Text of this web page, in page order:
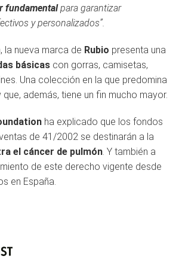
fundamentalpara garantizar
y personalizados”.
la nueva marca de Rubio presenta una
básicas con gorras, camisetas,
Una colección en la que predomina
además, tiene un fin mucho mayor.
ha explicado que los fondos
de 41/2002 se destinarán a la
el cáncer de pulmón. Y también a
de este derecho vigente desde
en España.